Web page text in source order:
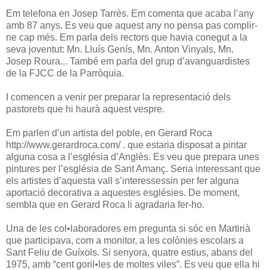
Em telefona en Josep Tarrès. Em comenta que acaba l’any
amb 87 anys. Es veu que aquest any no pensa pas complir-
ne cap més. Em parla dels rectors que havia conegut a la
seva joventut: Mn. Lluís Genís, Mn. Anton Vinyals, Mn.
Josep Roura... També em parla del grup d’avanguardistes
de la FJCC de la Parròquia.
I comencen a venir per preparar la representació dels
pastorets que hi haurà aquest vespre.
Em parlen d’un artista del poble, en Gerard Roca
http://www.gerardroca.com/ . que estaria disposat a pintar
alguna cosa a l’església d’Anglès. Es veu que prepara unes
pintures per l’església de Sant Amanç. Seria interessant que
els artistes d’aquesta vall s’interessessin per fer alguna
aportació decorativa a aquestes esglésies. De moment,
sembla que en Gerard Roca li agradaria fer-ho.
Una de les col•laboradores em pregunta si sóc en Martirià
que participava, com a monitor, a les colònies escolars a
Sant Feliu de Guíxols. Si senyora, quatre estius, abans del
1975, amb “cent goril•les de moltes viles”. Es veu que ella hi